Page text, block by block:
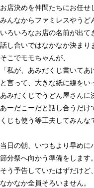
お店決めを仲間たちにお任せ
みんなからファミレスやうど
いろいろなお店の名前が出て
話し合いではなかなか決まり
そこでモモちゃんが、
「私が、あみだくじ書いてあ
と言って、大きな紙に線をい
あみだくじでうどん屋さんに
あーだこーだと話し合うだけ
くじも使う等工夫してみん
当日の朝、いつもより早めに
節分祭へ向かう準備をします。
そう予告していたはずだけど
なかなか全員そろいません。